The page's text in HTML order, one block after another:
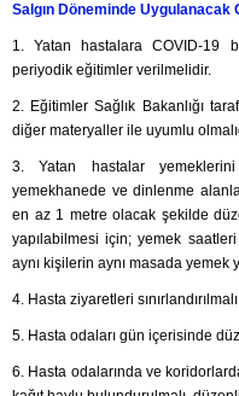
Salgın Döneminde Uygulanacak
1. Yatan hastalara COVID-19
periyodik eğitimler verilmelidir.
2. Eğitimler Sağlık Bakanlığı
diğer materyaller ile uyumlu
3. Yatan hastalar
yemekhanede ve dinlenme
en az 1 metre olacak şekilde
yapılabilmesi için; yemek
aynı kişilerin aynı masada yemek
4. Hasta ziyaretleri
5. Hasta odaları gün içerisinde
6. Hasta odalarında ve